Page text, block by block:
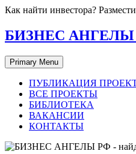
Skip
content
Как найти инвестора?
БИЗНЕС АНГЕЛЫ
Primary Menu
ПУБЛИКАЦИЯ
ВСЕ ПРОЕКТЫ
БИБЛИОТЕКА
ВАКАНСИИ
КОНТАКТЫ